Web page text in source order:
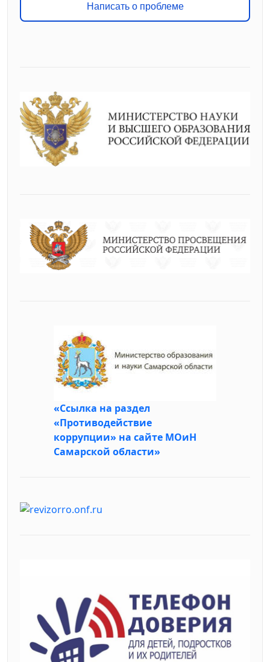
Написать о проблеме
«Ссылка на раздел
«Противодействие
коррупции» на сайте МОиН
Самарской области»